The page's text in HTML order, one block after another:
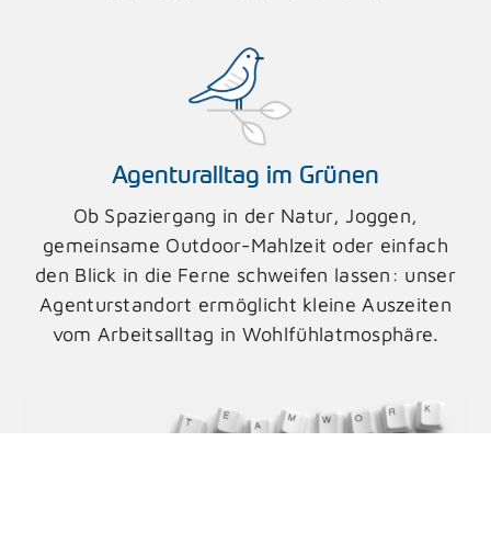
Agenturalltag im Grünen
Ob Spaziergang in der Natur, Joggen,
gemeinsame Outdoor-Mahlzeit oder einfach
den Blick in die Ferne schweifen lassen: unser
Agenturstandort ermöglicht kleine Auszeiten
vom Arbeitsalltag in Wohlfühlatmosphäre.